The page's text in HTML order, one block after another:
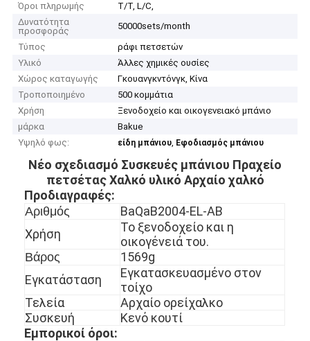
Όροι πληρωμής
T/T, L/C,
Δυνατότητα
προσφοράς
50000sets/month
Τύπος
ράφι πετσετών
Υλικό
Άλλες χημικές ουσίες
Χώρος καταγωγής
Γκουανγκντόνγκ, Κίνα
Τροποποιημένο
500 κομμάτια
Χρήση
Ξενοδοχείο και οικογενειακό μπάνιο
μάρκα
Bakue
Υψηλό φως:
είδη μπάνιου, Εφοδιασμός μπάνιου
Νέο σχεδιασμό Συσκευές μπάνιου Πραχείο
πετσέτας Χαλκό υλικό Αρχαίο χαλκό
Προδιαγραφές:
Αριθμός
BaQaB2004-EL-AB
Χρήση
Το ξενοδοχείο και η
οικογένειά του.
Βάρος
1569g
Εγκατάσταση
Εγκατασκευασμένο στον
τοίχο
Τελεία
Αρχαίο ορείχαλκο
Συσκευή
Κενό κουτί
Εμπορικοί όροι: